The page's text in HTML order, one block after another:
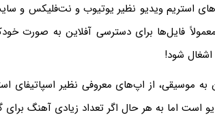
استریم ویدیو نظیر یوتیوب و نت‌فلیکس و
فایل‌ها برای دسترسی آفلاین به صورت
اشغال شود!
موسیقی، از اپ‌های معروفی نظیر اسپاتیفای
است اما به هر حال اگر تعداد زیادی آهنگ